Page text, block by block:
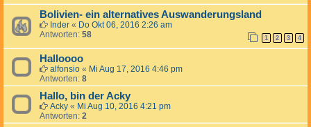
Bolivien- ein alternatives Auswanderungsland
Inder « Do Okt 06, 2016 2:26 am
Antworten: 58 1 2 3 4
Halloooo
alfonsio « Mi Aug 17, 2016 4:46 pm
Antworten: 8
Hallo, bin der Acky
Acky « Mi Aug 10, 2016 4:21 pm
Antworten: 2